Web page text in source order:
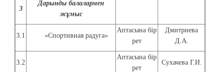
3
Дарынды балалармен
жұмыс
3.1 «Спортивная радуга»
Аптасына бір
рет
Дмитриева
Д.А.
3.2
Аптасына бір
рет
Сухачева Г.И.